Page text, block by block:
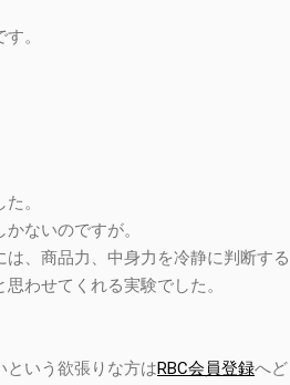
。
。
ないのですが。
、商品力、中身力を冷静に判断する
わせてくれる実験でした。
という欲張りな方はRBC会員登録へど